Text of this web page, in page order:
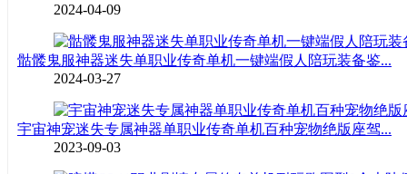
2024-04-09
骷髅鬼服神器迷失单职业传奇单机一键端假人陪玩装备鉴...
2024-03-27
宇宙神宠迷失专属神器单职业传奇单机百种宠物绝版座驾...
2023-09-03